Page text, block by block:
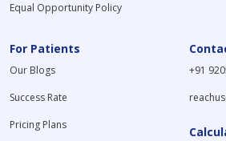
Equal Opportunity Policy
For Patients
Our Blogs
Success Rate
Pricing Plans
+91